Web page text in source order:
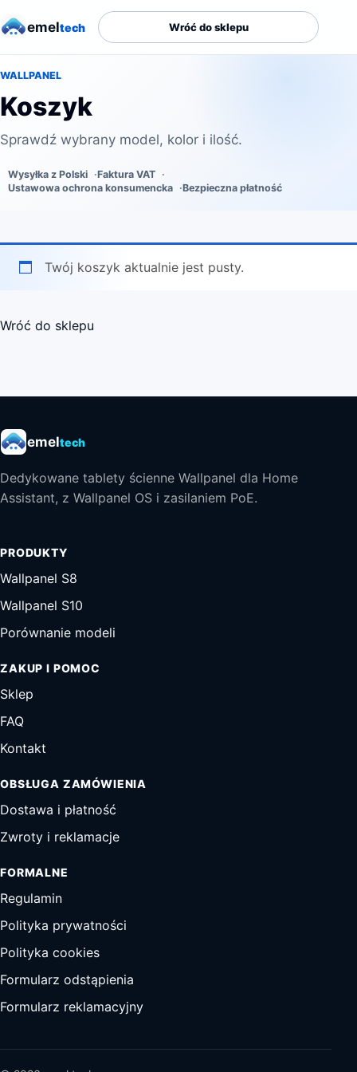
emeltech Wróć do sklepu
WALLPANEL
Koszyk
Sprawdź wybrany model, kolor i ilość.
Wysyłka z Polski
Faktura VAT
Ustawowa ochrona konsumencka
Bezpieczna płatność
Twój koszyk aktualnie jest pusty.
Wróć do sklepu
emeltech
Dedykowane tablety ścienne Wallpanel dla Home
Assistant, z Wallpanel OS i zasilaniem PoE.
PRODUKTY
Wallpanel S8
Wallpanel S10
Porównanie modeli
ZAKUP I POMOC
Sklep
FAQ
Kontakt
OBSŁUGA ZAMÓWIENIA
Dostawa i płatność
Zwroty i reklamacje
FORMALNE
Regulamin
Polityka prywatności
Polityka cookies
Formularz odstąpienia
Formularz reklamacyjny